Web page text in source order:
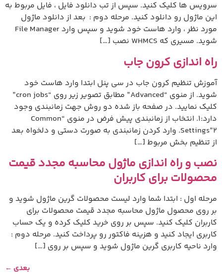
سرویس ها کلیک کنید. سپس از تب دانلود فایل ، فایل مربوط به
این ماژول رو دانلود کنید. مرحله دوم : بعد از دانلود ماژول
مورد نظر ، وارد هاست خود شوید و سپس وارد File Manager
شوید. مسیری که WHMCS نصب […]
راه اندازی کرون جاب
آموزش تنظیم کرون جاب در سی پنل ابتدا وارد هاست خود
شوید. از منوی “Advanced” مطابق تصویر زیر روی “cron jobs”
کلیک نمایید. در صفحه باز شده دو روش جهت زمانبندی وجود
دارد:1. انتخاب از زمانبندی پیش فرض در منوی “Common
Settings”2. وارد کردن زمانبندی به صورت دستی و دلخواه بعد
از تنظیم بخش مربوط […]
نصب و راه اندازی ماژول محاسبه مجدد قیمت
محصولات برای کاربران
مرحله اول : ابتدا شما وارد لیست محصولات گرین ماژول شوید و
بر روی محصول ماژول محاسبه مجدد قیمت محصولات برای
کاربران کلیک کنید. سپس بر روی خرید کلیک کرده و یک حساب
کاربری ایجاد کنید و هزینه فاکتور رو پرداخت کنید. مرحله دوم :
وارد ناحیه کاربری گرین ماژول شوید و سپس بر روی […]
بعدی ←